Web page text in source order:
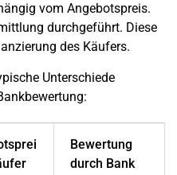
vom Angebotspreis.
durchgeführt. Diese
des Käufers.
Unterschiede
Bewertung
durch Bank